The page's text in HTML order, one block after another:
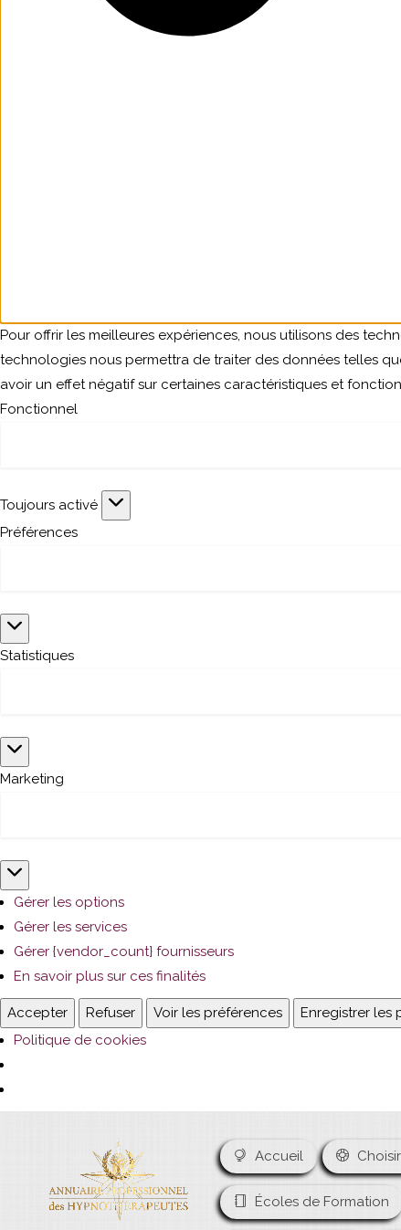
Pour offrir les meilleures expériences, nous utilisons des
technologies nous permettra de traiter des données telles
avoir un effet négatif sur certaines caractéristiques et
Fonctionnel
Fonctionnel
Toujours activé
Préférences
Préférences
Statistiques
Statistiques
Marketing
Marketing
Gérer les options
Gérer les services
Gérer {vendor_count} fournisseurs
En savoir plus sur ces finalités
Accepter Refuser Voir les préférences Enregistrer les
Politique de cookies
Accueil
Écoles de Formation